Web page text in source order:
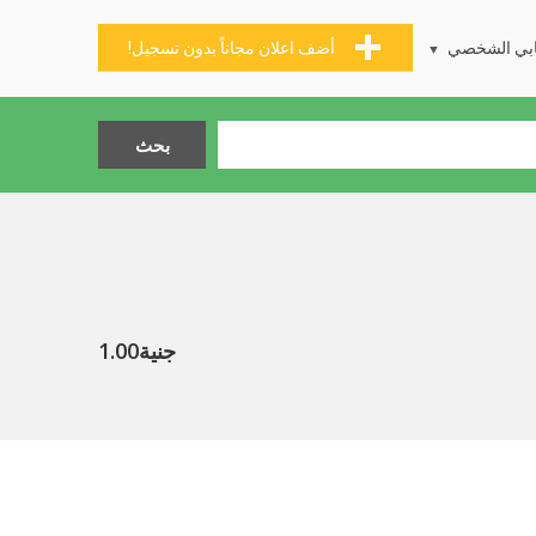
أضف اعلان مجاناً بدون تسجيل! الشخصي
جنية1.00